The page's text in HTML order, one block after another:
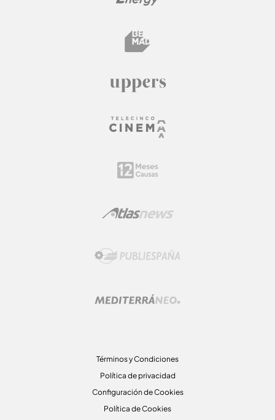
Términos y Condiciones
Política de privacidad
Configuración de Cookies
Política de Cookies